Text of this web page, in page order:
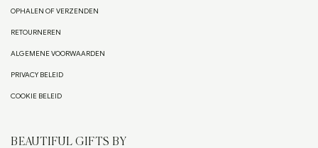
OPHALEN OF VERZENDEN
RETOURNEREN
ALGEMENE VOORWAARDEN
PRIVACY BELEID
COOKIE BELEID
BEAUTIFUL GIFTS BY